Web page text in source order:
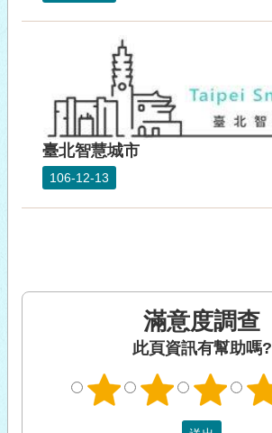
臺北智慧城市
106-12-13
滿意度調查
此頁資訊有幫助嗎?